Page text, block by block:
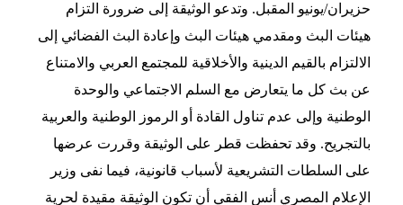
حزيران/يونيو المقبل. وتدعو الوثيقة إلى ضرورة التزام
هيئات البث ومقدمي هيئات البث وإعادة البث الفضائي إلى
الالتزام بالقيم الدينية والأخلاقية للمجتمع العربي والامتناع
عن بث كل ما يتعارض مع السلم الاجتماعي والوحدة
الوطنية وإلى عدم تناول القادة أو الرموز الوطنية والعربية
بالتجريح. وقد تحفظت قطر على الوثيقة وقررت عرضها
على السلطات التشريعية لأسباب قانونية، فيما نفى وزير
الإعلام المصري أنس الفقي أن تكون الوثيقة مقيدة لحرية